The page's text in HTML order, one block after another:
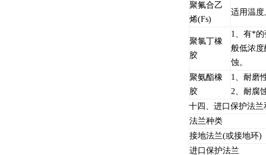
聚氟合乙
烯(Fs)
适用温
聚氯丁橡
胶
1、有*
般低浓
蚀。
聚氨酯橡
胶
1、耐磨
2、耐腐
十四、进口保护法
法兰种类
接地法兰(或接地环)
进口保护法兰